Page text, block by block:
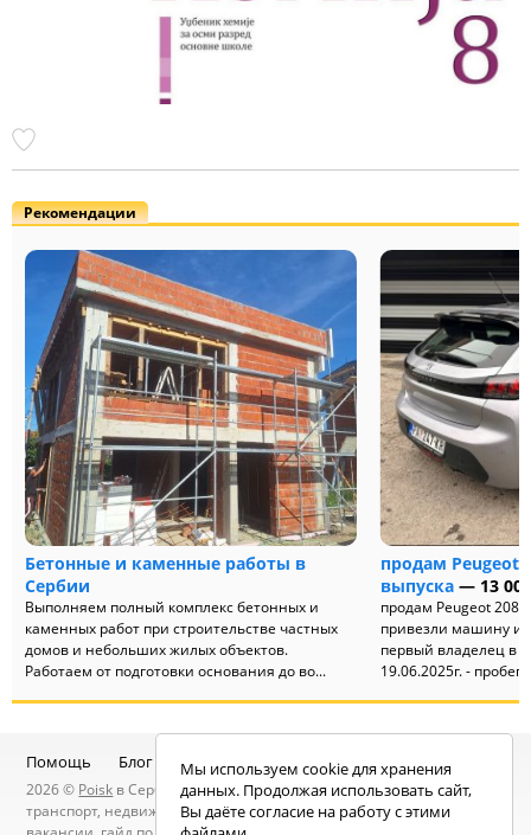
Рекомендации
Бетонные и каменные работы в
Сербии
Выполняем полный комплекс бетонных и
каменных работ при строительстве частных
домов и небольших жилых объектов.
Работаем от подготовки основания до во...
продам Peugeot
выпуска— 13 000
продам Peugeot 208
привезли машину
первый владелец в
19.06.2025г. - пробег
Помощь Блог Telegram-канал Чат
2026 © Poisk в Сербии — услуги специалистов, объявления:
транспорт, недвижимость, электроника, мебель, работа и
Мы используем cookie для хранения
данных. Продолжая использовать сайт,
Вы даёте согласие на работу с этими